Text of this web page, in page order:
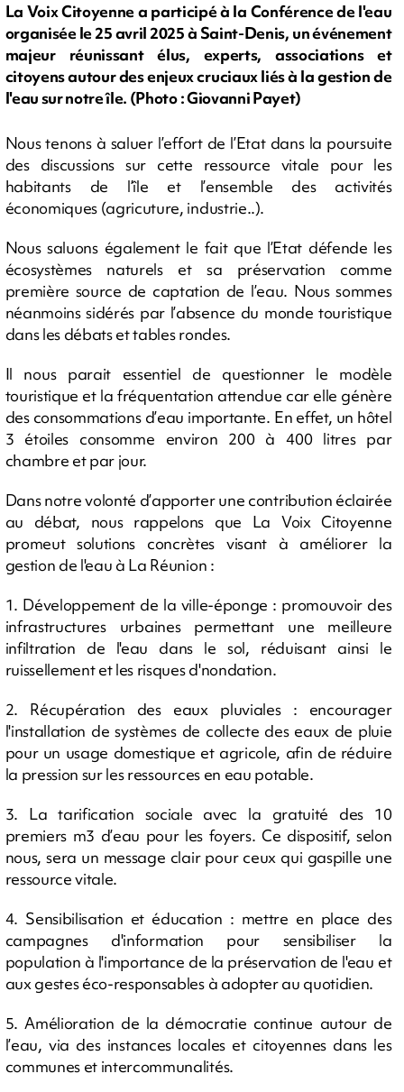
La Voix Citoyenne a participé à la Conférence de l'eau
organisée le 25 avril 2025 à Saint-Denis, un événement
majeur réunissant élus, experts, associations et
citoyens autour des enjeux cruciaux liés à la gestion de
l'eau sur notre île.​ (Photo : Giovanni Payet)
Nous tenons à saluer l’effort de l’Etat dans la poursuite
des discussions sur cette ressource vitale pour les
habitants de l’île et l’ensemble des activités
économiques (agricuture, industrie..).
Nous saluons également le fait que l’Etat défende les
écosystèmes naturels et sa préservation comme
première source de captation de l’eau. Nous sommes
néanmoins sidérés par l’absence du monde touristique
dans les débats et tables rondes.
Il nous parait essentiel de questionner le modèle
touristique et la fréquentation attendue car elle génère
des consommations d’eau importante. En effet, un hôtel
3 étoiles consomme environ 200 à 400 litres par
chambre et par jour.
Dans notre volonté d’apporter une contribution éclairée
au débat, nous rappelons que La Voix Citoyenne
promeut solutions concrètes visant à améliorer la
gestion de l'eau à La Réunion :​
1. Développement de la ville-éponge : promouvoir des
infrastructures urbaines permettant une meilleure
infiltration de l'eau dans le sol, réduisant ainsi le
ruissellement et les risques d'nondation.​
2. Récupération des eaux pluviales : encourager
l'installation de systèmes de collecte des eaux de pluie
pour un usage domestique et agricole, afin de réduire
la pression sur les ressources en eau potable.​
3. La tarification sociale avec la gratuité des 10
premiers m3 d’eau pour les foyers. Ce dispositif, selon
nous, sera un message clair pour ceux qui gaspille une
ressource vitale.
4. Sensibilisation et éducation : mettre en place des
campagnes d'information pour sensibiliser la
population à l'importance de la préservation de l'eau et
aux gestes éco-responsables à adopter au quotidien.​
5. Amélioration de la démocratie continue autour de
l’eau, via des instances locales et citoyennes dans les
communes et intercommunalités.